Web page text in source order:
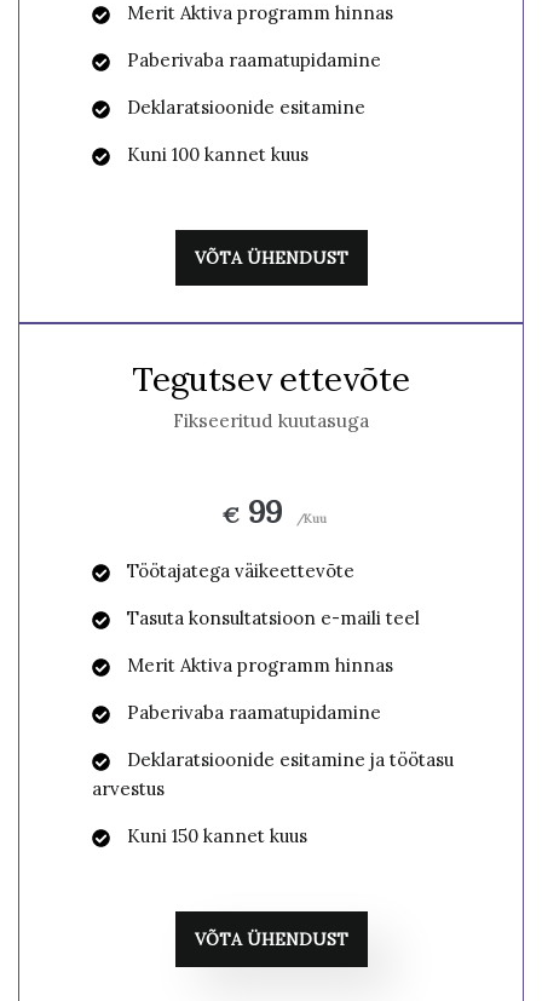
Merit Aktiva programm hinnas
Paberivaba raamatupidamine
Deklaratsioonide esitamine
Kuni 100 kannet kuus
VÕTA ÜHENDUST
Tegutsev ettevõte
Fikseeritud kuutasuga
€ 99 /Kuu
Töötajatega väikeettevõte
Tasuta konsultatsioon e-maili teel
Merit Aktiva programm hinnas
Paberivaba raamatupidamine
Deklaratsioonide esitamine ja töötasu
arvestus
Kuni 150 kannet kuus
VÕTA ÜHENDUST